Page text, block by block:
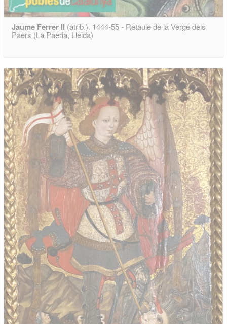
Jaume Ferrer II (atrib.). 1444-55 - Retaule de la Verge dels
Paers (La Paeria, Lleida)